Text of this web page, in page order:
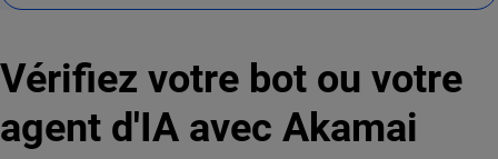
Vérifiez votre bot ou votre
agent d'IA avec Akamai